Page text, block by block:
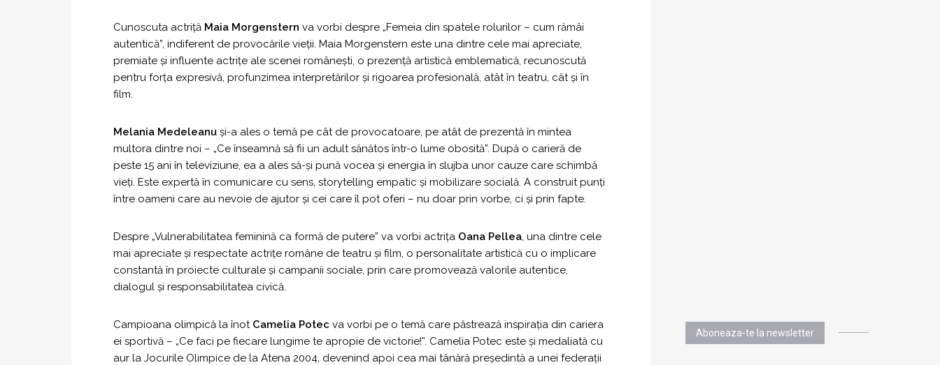
Cunoscuta actriță Maia Morgenstern va vorbi despre „Femeia din spatele rolurilor – cum rămâi
autentică”, indiferent de provocările vieții. Maia Morgenstern este una dintre cele mai apreciate,
premiate și influente actrițe ale scenei românești, o prezență artistică emblematică, recunoscută
pentru forța expresivă, profunzimea interpretărilor și rigoarea profesională, atât în teatru, cât și în
film.
Melania Medeleanu și-a ales o temă pe cât de provocatoare, pe atât de prezentă în mintea
multora dintre noi – „Ce înseamnă să fii un adult sănătos într-o lume obosită”. După o carieră de
peste 15 ani în televiziune, ea a ales să-și pună vocea și energia în slujba unor cauze care schimbă
vieți. Este expertă în comunicare cu sens, storytelling empatic și mobilizare socială. A construit punți
între oameni care au nevoie de ajutor și cei care îl pot oferi – nu doar prin vorbe, ci și prin fapte.
Despre „Vulnerabilitatea feminină ca formă de putere” va vorbi actrița Oana Pellea, una dintre cele
mai apreciate și respectate actrițe române de teatru și film, o personalitate artistică cu o implicare
constantă în proiecte culturale și campanii sociale, prin care promovează valorile autentice,
dialogul și responsabilitatea civică.
Campioana olimpică la înot Camelia Potec va vorbi pe o temă care păstrează inspirația din cariera
ei sportivă – „Ce faci pe fiecare lungime te apropie de victorie!”. Camelia Potec este și medaliată cu
aur la Jocurile Olimpice de la Atena 2004, devenind apoi cea mai tânără președintă a unei federații
Aboneaza-te la newsletter